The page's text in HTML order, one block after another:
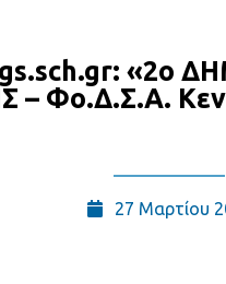
«2ο
– Φο.Δ.Σ.Α.
27 Μαρτίου